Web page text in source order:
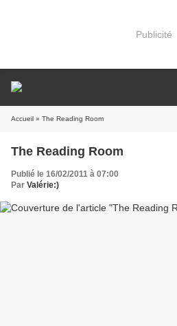
Publicité
Accueil » The Reading Room
The Reading Room
Publié le 16/02/2011 à 07:00
Par Valérie:)